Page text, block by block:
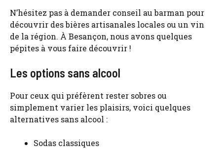
N’hésitez pas à demander conseil au barman pour
découvrir des bières artisanales locales ou un vin
de la région. À Besançon, nous avons quelques
pépites à vous faire découvrir !
Les options sans alcool
Pour ceux qui préfèrent rester sobres ou
simplement varier les plaisirs, voici quelques
alternatives sans alcool :
Sodas classiques